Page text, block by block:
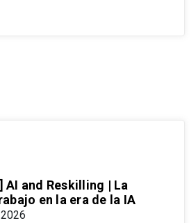
AI and Reskilling | La
en la era de la IA